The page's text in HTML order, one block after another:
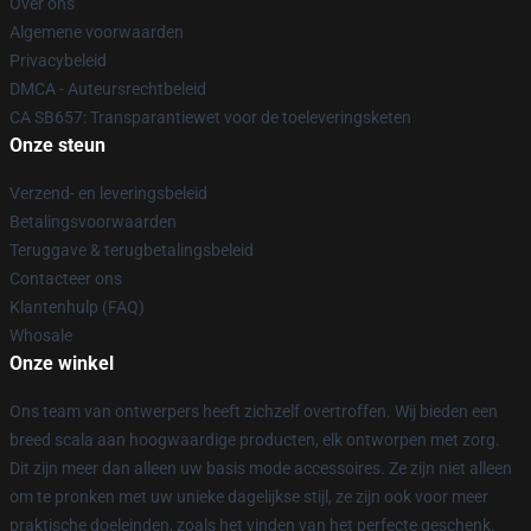
Algemene voorwaarden
Privacybeleid
DMCA - Auteursrechtbeleid
CA SB657: Transparantiewet voor de toeleveringsketen
Onze steun
Verzend- en leveringsbeleid
Betalingsvoorwaarden
Teruggave & terugbetalingsbeleid
Contacteer ons
Klantenhulp (FAQ)
Whosale
Onze winkel
Ons team van ontwerpers heeft zichzelf overtroffen. Wij bieden een
breed scala aan hoogwaardige producten, elk ontworpen met zorg.
Dit zijn meer dan alleen uw basis mode accessoires. Ze zijn niet alleen
om te pronken met uw unieke dagelijkse stijl, ze zijn ook voor meer
praktische doeleinden, zoals het vinden van het perfecte geschenk.